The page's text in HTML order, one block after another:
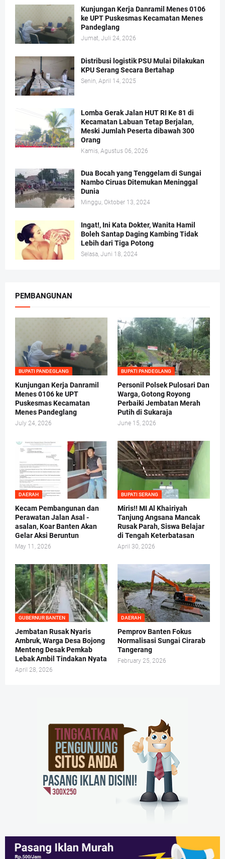
Kunjungan Kerja Danramil Menes 0106
ke UPT Puskesmas Kecamatan Menes
Pandeglang
Jumat, Juli 24, 2026
Distribusi logistik PSU Mulai Dilakukan
KPU Serang Secara Bertahap
Senin, April 14, 2025
Lomba Gerak Jalan HUT RI Ke 81 di
Kecamatan Labuan Tetap Berjalan,
Meski Jumlah Peserta dibawah 300
Orang
Kamis, Agustus 06, 2026
Dua Bocah yang Tenggelam di Sungai
Nambo Ciruas Ditemukan Meninggal
Dunia
Minggu, Oktober 13, 2024
Ingat!, Ini Kata Dokter, Wanita Hamil
Boleh Santap Daging Kambing Tidak
Lebih dari Tiga Potong
Selasa, Juni 18, 2024
PEMBANGUNAN
BUPATI PANDEGLANG
Kunjungan Kerja Danramil
Menes 0106 ke UPT
Puskesmas Kecamatan
Menes Pandeglang
July 24, 2026
BUPATI PANDEGLANG
Personil Polsek Pulosari Dan
Warga, Gotong Royong
Perbaiki Jembatan Merah
Putih di Sukaraja
June 15, 2026
DAERAH
Kecam Pembangunan dan
Perawatan Jalan Asal -
asalan, Koar Banten Akan
Gelar Aksi Beruntun
May 11, 2026
BUPATI SERANG
Miris!! MI Al Khairiyah
Tanjung Angsana Mancak
Rusak Parah, Siswa Belajar
di Tengah Keterbatasan
April 30, 2026
GUBERNUR BANTEN
Jembatan Rusak Nyaris
Ambruk, Warga Desa Bojong
Menteng Desak Pemkab
Lebak Ambil Tindakan Nyata
April 28, 2026
DAERAH
Pemprov Banten Fokus
Normalisasi Sungai Cirarab
Tangerang
February 25, 2026